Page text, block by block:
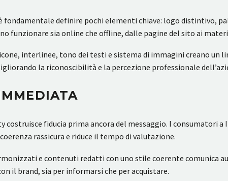
fondamentale definire pochi elementi chiave: logo distintivo,
funzionare sia online che offline, dalle pagine del sito ai
interlinee, tono dei testi e sistema di immagini creano un
la riconoscibilità e la percezione professionale
costruisce fiducia prima ancora del messaggio. I consumatori
rassicura e riduce il tempo di valutazione.
e contenuti redatti con uno stile coerente comunica
il brand, sia per informarsi che per acquistare.